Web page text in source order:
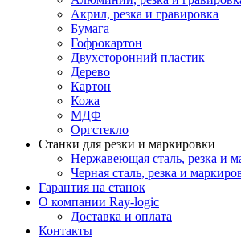
Акрил, резка и гравировка
Бумага
Гофрокартон
Двухсторонний пластик
Дерево
Картон
Кожа
МДФ
Оргстекло
Станки для резки и маркировки
Нержавеющая сталь, резка и
Черная сталь, резка и
Гарантия на станок
О компании Ray-logic
Доставка и оплата
Контакты